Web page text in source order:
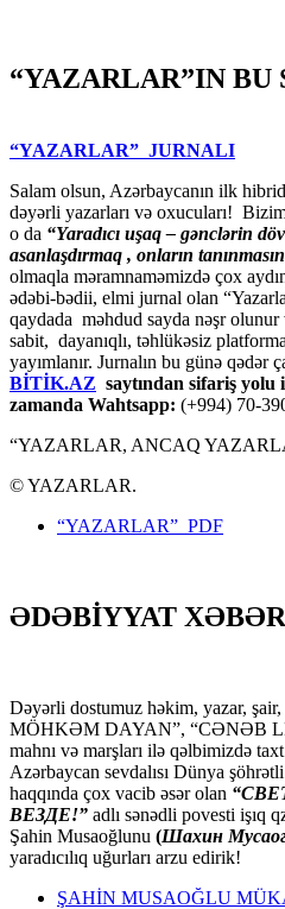
“YAZARLAR”IN BU
“YAZARLAR” JURNALI
Salam olsun, Azərbaycanın ilk
dəyərli yazarları və oxucuları!
o da “Yaradıcı uşaq – gәnclәrin
asanlaşdırmaq , onların
olmaqla məramnaməmizdə çox
ədəbi-bədii, elmi jurnal olan
qaydada məhdud sayda nəşr
sabit, dayanıqlı, təhlükəsiz
yayımlanır. Jurnalın bu günə qədər
BİTİK.AZ saytından sifariş yolu
zamanda Wahtsapp: (+994) 70-
“YAZARLAR, ANCAQ
© YAZARLAR.
“YAZARLAR” PDF
ƏDƏBİYYAT
Dəyərli dostumuz həkim, yazar,
MÖHKƏM DAYAN”, “CƏNƏB
mahnı və marşları ilə qəlbimizdə
Azərbaycan sevdalısı Dünya
haqqında çox vacib əsər olan
ВЕЗДЕ!” adlı sənədli povesti işıq
Şahin Musaoğlunu (Шахин
yaradıcılıq uğurları arzu edirik!
ŞAHİN MUSAOĞLU